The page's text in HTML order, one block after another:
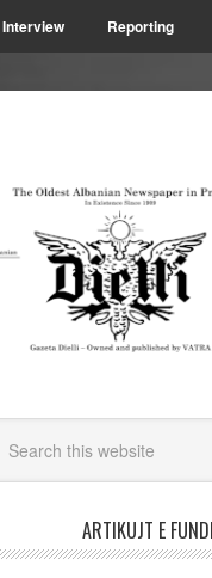
Interview Reporting
ARTIKUJT E